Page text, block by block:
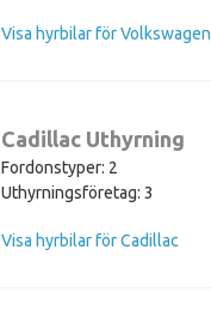
Visa hyrbilar för Volkswagen
Cadillac Uthyrning
Fordonstyper: 2
Uthyrningsföretag: 3
Visa hyrbilar för Cadillac